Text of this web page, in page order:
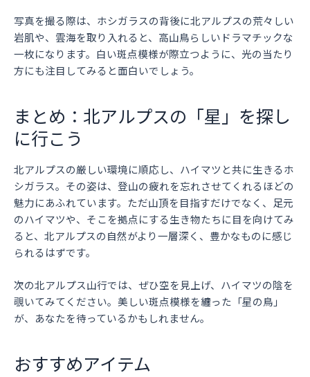
写真を撮る際は、ホシガラスの背後に北アルプスの荒々しい
岩肌や、雲海を取り入れると、高山鳥らしいドラマチックな
一枚になります。白い斑点模様が際立つように、光の当たり
方にも注目してみると面白いでしょう。
まとめ：北アルプスの「星」を探し
に行こう
北アルプスの厳しい環境に順応し、ハイマツと共に生きるホ
シガラス。その姿は、登山の疲れを忘れさせてくれるほどの
魅力にあふれています。ただ山頂を目指すだけでなく、足元
のハイマツや、そこを拠点にする生き物たちに目を向けてみ
ると、北アルプスの自然がより一層深く、豊かなものに感じ
られるはずです。
次の北アルプス山行では、ぜひ空を見上げ、ハイマツの陰を
覗いてみてください。美しい斑点模様を纏った「星の鳥」
が、あなたを待っているかもしれません。
おすすめアイテム